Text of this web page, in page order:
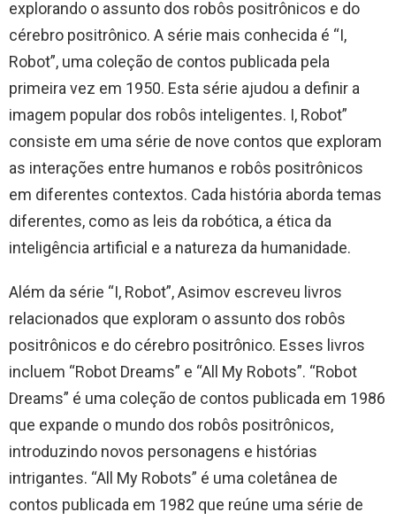
explorando o assunto dos robôs positrônicos e do
cérebro positrônico. A série mais conhecida é “I,
Robot”, uma coleção de contos publicada pela
primeira vez em 1950. Esta série ajudou a definir a
imagem popular dos robôs inteligentes. I, Robot”
consiste em uma série de nove contos que exploram
as interações entre humanos e robôs positrônicos
em diferentes contextos. Cada história aborda temas
diferentes, como as leis da robótica, a ética da
inteligência artificial e a natureza da humanidade.
Além da série “I, Robot”, Asimov escreveu livros
relacionados que exploram o assunto dos robôs
positrônicos e do cérebro positrônico. Esses livros
incluem “Robot Dreams” e “All My Robots”. “Robot
Dreams” é uma coleção de contos publicada em 1986
que expande o mundo dos robôs positrônicos,
introduzindo novos personagens e histórias
intrigantes. “All My Robots” é uma coletânea de
contos publicada em 1982 que reúne uma série de